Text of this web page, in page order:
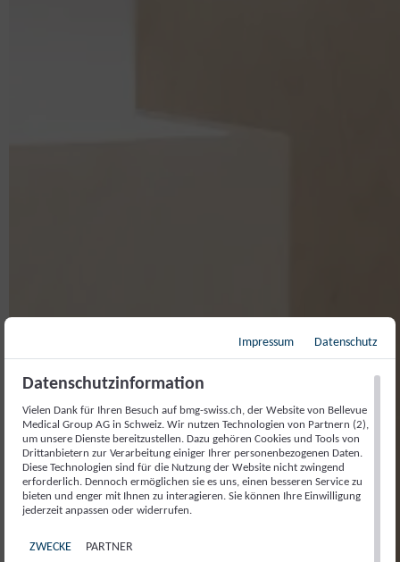
Impressum Datenschutz
Datenschutzinformation
Vielen Dank für Ihren Besuch auf bmg-swiss.ch, der Website von Bellevue
Medical Group AG in Schweiz. Wir nutzen Technologien von Partnern (2),
um unsere Dienste bereitzustellen. Dazu gehören Cookies und Tools von
Drittanbietern zur Verarbeitung einiger Ihrer personenbezogenen Daten.
Diese Technologien sind für die Nutzung der Website nicht zwingend
erforderlich. Dennoch ermöglichen sie es uns, einen besseren Service zu
bieten und enger mit Ihnen zu interagieren. Sie können Ihre Einwilligung
jederzeit anpassen oder widerrufen.
ZWECKE PARTNER